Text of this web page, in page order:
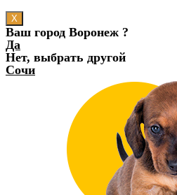
X
Ваш город Воронеж ?
Да
Нет, выбрать другой
Сочи